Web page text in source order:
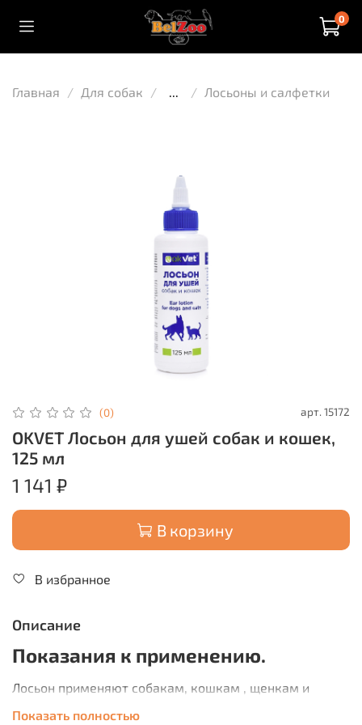
0
Главная Для собак ... Лосьоны и салфетки
(0) арт. 15172
OKVET Лосьон для ушей собак и кошек,
125 мл
1 141 ₽
В корзину
В избранное
Описание
Показания к применению.
Лосьон применяют собакам, кошкам , щенкам и
с целью удаления из ушной раковины и слухового
Показать полностью